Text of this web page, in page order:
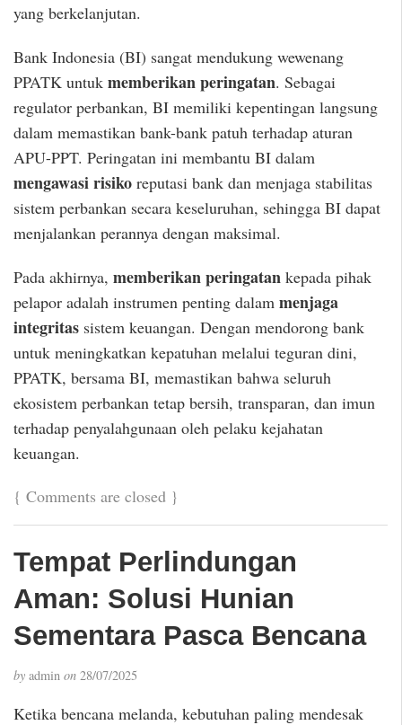
yang berkelanjutan.
Bank Indonesia (BI) sangat mendukung wewenang
PPATK untuk memberikan peringatan. Sebagai
regulator perbankan, BI memiliki kepentingan langsung
dalam memastikan bank-bank patuh terhadap aturan
APU-PPT. Peringatan ini membantu BI dalam
mengawasi risiko reputasi bank dan menjaga stabilitas
sistem perbankan secara keseluruhan, sehingga BI dapat
menjalankan perannya dengan maksimal.
Pada akhirnya, memberikan peringatan kepada pihak
pelapor adalah instrumen penting dalam menjaga
integritas sistem keuangan. Dengan mendorong bank
untuk meningkatkan kepatuhan melalui teguran dini,
PPATK, bersama BI, memastikan bahwa seluruh
ekosistem perbankan tetap bersih, transparan, dan imun
terhadap penyalahgunaan oleh pelaku kejahatan
keuangan.
{ Comments are closed }
Tempat Perlindungan
Aman: Solusi Hunian
Sementara Pasca Bencana
by admin on 28/07/2025
Ketika bencana melanda, kebutuhan paling mendesak